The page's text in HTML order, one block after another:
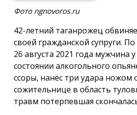
Фото ngnovoros.ru
42-летний таганрожец
своей гражданской супруги.
26 августа 2021 года мужчина
состоянии алкогольного
ссоры, нанёс три удара ножом
сожительнице в область
травм потерпевшая